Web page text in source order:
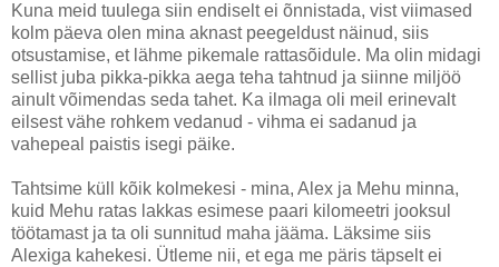
Kuna meid tuulega siin endiselt ei õnnistada, vist viimased
kolm päeva olen mina aknast peegeldust näinud, siis
otsustamise, et lähme pikemale rattasõidule. Ma olin midagi
sellist juba pikka-pikka aega teha tahtnud ja siinne miljöö
ainult võimendas seda tahet. Ka ilmaga oli meil erinevalt
eilsest vähe rohkem vedanud - vihma ei sadanud ja
vahepeal paistis isegi päike.
Tahtsime küll kõik kolmekesi - mina, Alex ja Mehu minna,
kuid Mehu ratas lakkas esimese paari kilomeetri jooksul
töötamast ja ta oli sunnitud maha jääma. Läksime siis
Alexiga kahekesi. Ütleme nii, et ega me päris täpselt ei